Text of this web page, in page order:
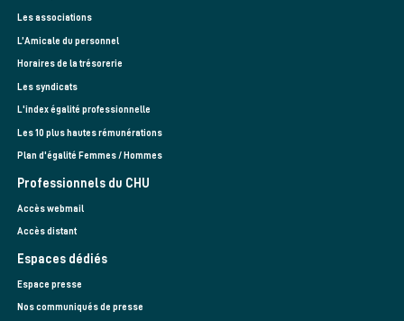
Les associations
L’Amicale du personnel
Horaires de la trésorerie
Les syndicats
L'index égalité professionnelle
Les 10 plus hautes rémunérations
Plan d'égalité Femmes / Hommes
Professionnels du CHU
Accès webmail
Accès distant
Espaces dédiés
Espace presse
Nos communiqués de presse